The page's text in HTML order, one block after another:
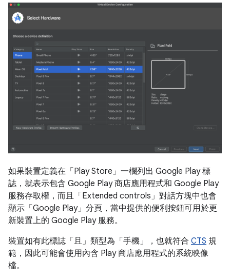
如果裝置定義在「Play Store」 一欄列出 Google Play 標
誌，就表示包含 Google Play 商店應用程式和 Google Play
服務存取權，而且
「Extended controls」對話方塊中也會
顯示「Google Play」 分頁，當中提供的便利按鈕可用於更
新裝置上的 Google Play 服務。
裝置如有此標誌「且」 類型為「手機」，也就符合 CTS 規
範，因此可能會使用內含 Play 商店應用程式的系統映像
檔。